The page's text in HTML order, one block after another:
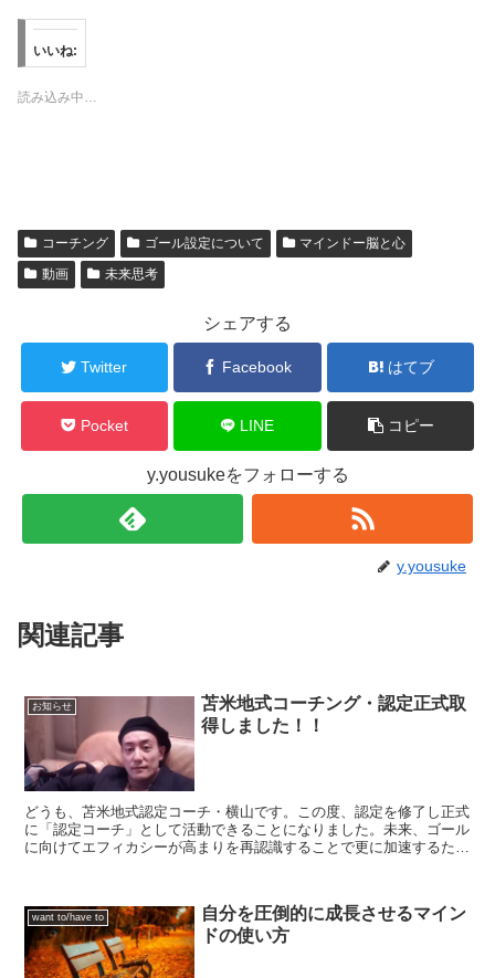
いいね:
読み込み中…
コーチング ゴール設定について
マインドー脳と心
動画
未来思考
シェアする
Twitter Facebook はてブ
Pocket LINE コピー
y.yousukeをフォローする
y.yousuke
関連記事
お知らせ
苫米地式コーチング・認定正式取
得しました！！
どうも、苫米地式認定コーチ・横山です。この度、認定を修了し正式
に「認定コーチ」として活動できることになりました。未来、ゴール
に向けてエフィカシーが高まりを再認識することで更に加速するため
want to/have to
自分を圧倒的に成長させるマイン
ドの使い方